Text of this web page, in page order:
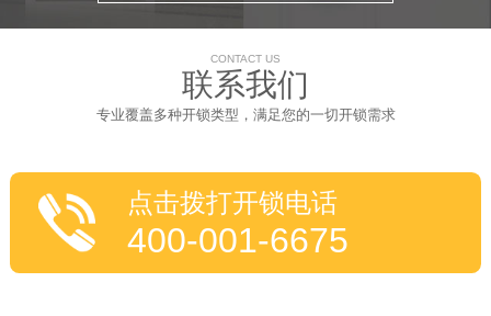
CONTACT US
联系我们
专业覆盖多种开锁类型，满足您的一切开锁需求
点击拨打开锁电话
400-001-6675